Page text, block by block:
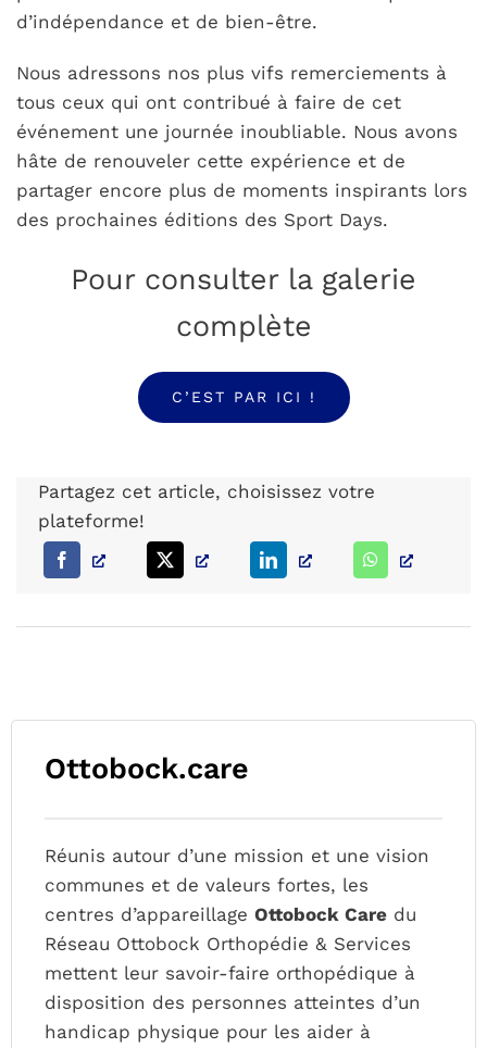
d’indépendance et de bien-être.
Nous adressons nos plus vifs remerciements à
tous ceux qui ont contribué à faire de cet
événement une journée inoubliable. Nous avons
hâte de renouveler cette expérience et de
partager encore plus de moments inspirants lors
des prochaines éditions des Sport Days.
Pour consulter la galerie
complète
C’EST PAR ICI !
Partagez cet article, choisissez votre
plateforme!
Ottobock.care
Réunis autour d’une mission et une vision
communes et de valeurs fortes, les
centres d’appareillageOttobock Care du
Réseau Ottobock Orthopédie & Services
mettent leur savoir-faire orthopédique à
disposition des personnes atteintes d’un
handicap physique pour les aider à